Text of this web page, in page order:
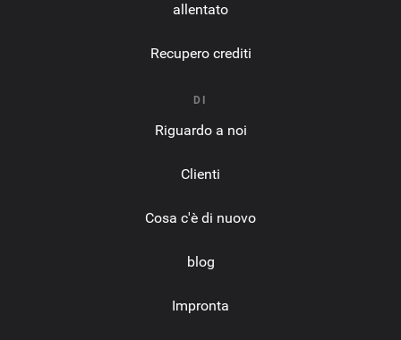
allentato
Recupero crediti
DI
Riguardo a noi
Clienti
Cosa c'è di nuovo
blog
Impronta